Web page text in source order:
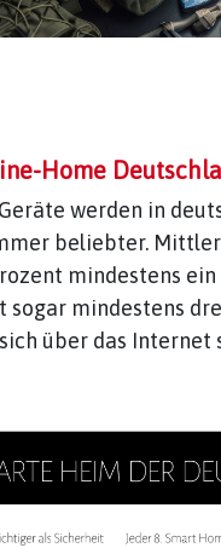
Home
werden in
beliebter.
mindestens ein
mindestens
über das Internet